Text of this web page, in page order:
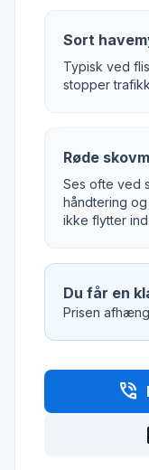
Sort
Typisk ved
stopper
Røde
Ses ofte ved
håndtering
ikke flytter ind.
Du får en
Prisen
phone_in_talk